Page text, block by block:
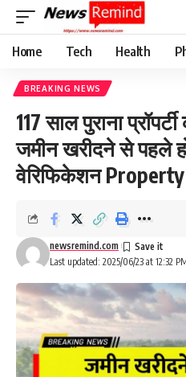
Home Tech Health
BREAKING NEWS
117 साल पुराना
जमीन खरीदने से पहले
वेरिफिकेशन
Last updated: 2025/06/23 at 12:32
newsremind.com